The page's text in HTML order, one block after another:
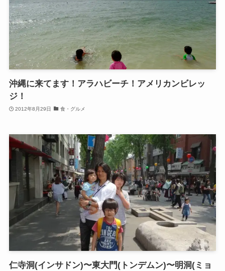
沖縄に来てます！アラハビーチ！アメリカンビレッ
ジ！
2012年8月29日 食・グルメ
仁寺洞(インサドン)〜東大門(トンデムン)〜明洞(ミョ